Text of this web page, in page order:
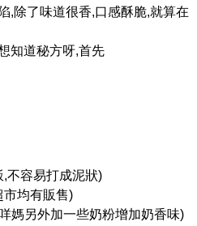
,除了味道很香,口感酥脆,就算在
知道秘方呀,首先
不容易打成泥狀)
市均有販售)
媽另外加一些奶粉增加奶香味)